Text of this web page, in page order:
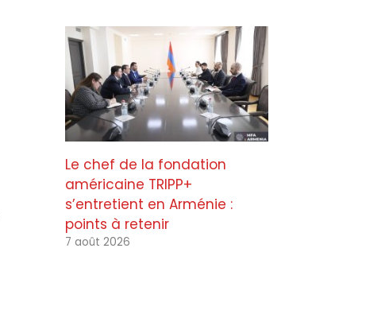
Le chef de la fondation
américaine TRIPP+
s’entretient en Arménie :
points à retenir
7 août 2026